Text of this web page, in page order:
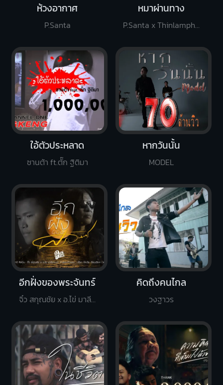
ห้วงอากาศ
P.Santa
หมาผ่านทาง
P.Santa x Thinlamphone
ใอ้ตัวประหลาด
ซานต้า ft.ตั๊ก ฐิติมา
หากวันนั้น
MODEL
อีกฝั่งของพระจันทร์
จิ๋ว สกุณชัย x อ.ไข่ มาลีฮวนน่า
คิดถึงคนไกล
วงฐาวร